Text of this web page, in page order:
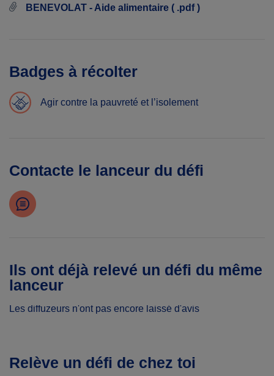
BENEVOLAT - Aide alimentaire ( .pdf )
Badges à récolter
Agir contre la pauvreté et l’isolement
Contacte le lanceur du défi
Ils ont déjà relevé un défi du même
lanceur
Les diffuzeurs n'ont pas encore laissé d'avis
Relève un défi de chez toi